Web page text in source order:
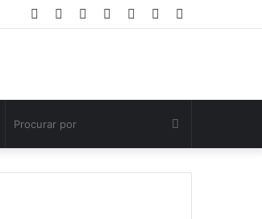
Artigo
Entrar
Instagram
YouTube
Twitter
Facebook
por